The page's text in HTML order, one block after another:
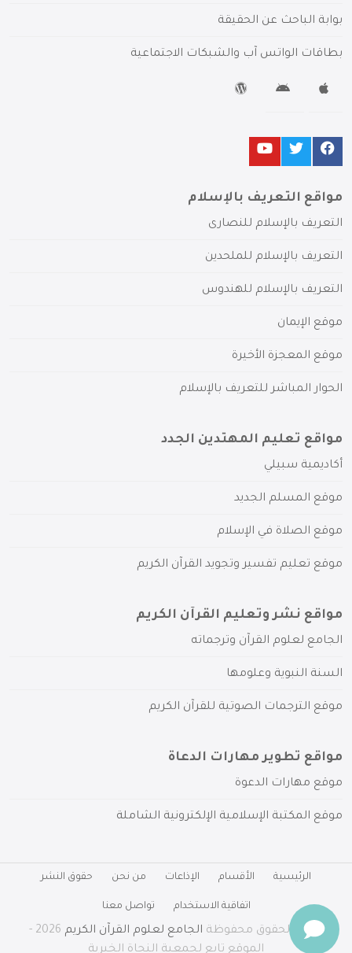
بوابة الباحث عن الحقيقة
بطاقات الواتس آب والشبكات الاجتماعية
مواقع التعريف بالإسلام
التعريف بالإسلام للنصارى
التعريف بالإسلام للملحدين
التعريف بالإسلام للهندوس
موقع الإيمان
موقع المعجزة الأخيرة
الحوار المباشر للتعريف بالإسلام
مواقع تعليم المهتدين الجدد
أكاديمية سبيلي
موقع المسلم الجديد
موقع الصلاة في الإسلام
موقع تعليم تفسير وتجويد القرآن الكريم
مواقع نشر وتعليم القرآن الكريم
الجامع لعلوم القرآن وترجماته
السنة النبوية وعلومها
موقع الترجمات الصوتية للقرآن الكريم
مواقع تطوير مهارات الدعاة
موقع مهارات الدعوة
موقع المكتبة الإسلامية الإلكترونية الشاملة
الرئيسية الأقسام الإذاعات من نحن حقوق النشر
اتفاقية الاستخدام تواصل معنا
جميع الحقوق محفوظة الجامع لعلوم القرآن الكريم
2026 -
الموقع تابع لجمعية النجاة الخيرية